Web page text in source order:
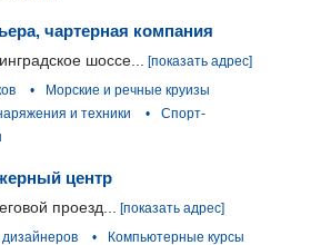
чартерная компания
шоссе...
[показать адрес]
•
Морские и речные круизы
и техники •
Спорт-
центр
проезд...
[показать адрес]
•
Компьютерные курсы